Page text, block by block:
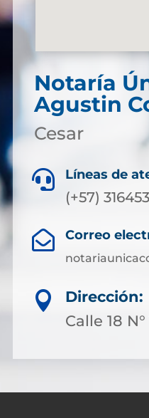
Notaría
Agustin
Cesar
 Líneas de
(+57)
 Correo

Dirección:
Calle 18 N°